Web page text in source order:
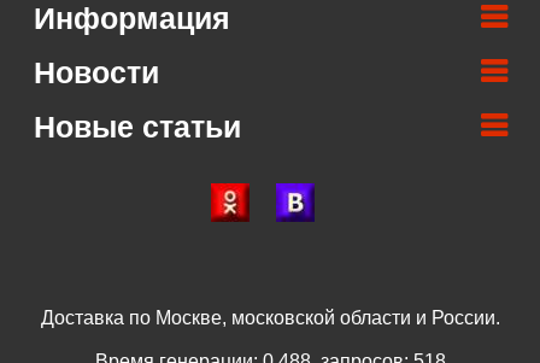
Информация
Новости
Новые статьи
Доставка по Москве, московской области и России.